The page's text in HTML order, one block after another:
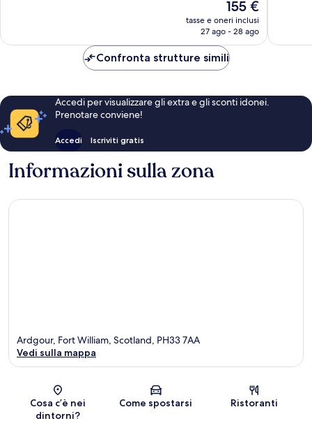
Il
prezzo
attuale
155 €
155 €
tasse e oneri inclusi
27 ago - 28 ago
Confronta strutture simili
Accedi per visualizzare gli extra e gli sconti idonei.
Prenotare conviene!
Accedi Iscriviti gratis
Informazioni sulla zona
Mappa
Ardgour, Fort William, Scotland, PH33 7AA
Vedi sulla mappa
Cosa c’è nei
dintorni?
Come spostarsi Ristoranti